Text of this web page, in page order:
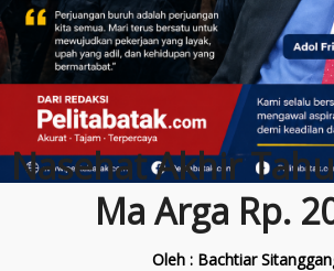
Nasehat Akhir
Ma Arga Rp.
Oleh : Bachtiar